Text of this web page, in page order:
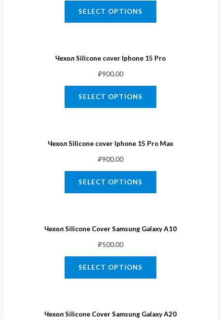
SELECT OPTIONS
Чехол Silicone cover Iphone 15 Pro
₽900.00
SELECT OPTIONS
Чехол Silicone cover Iphone 15 Pro Max
₽900.00
SELECT OPTIONS
Чехол Silicone Cover Samsung Galaxy A10
₽500.00
SELECT OPTIONS
Чехол Silicone Cover Samsung Galaxy A20